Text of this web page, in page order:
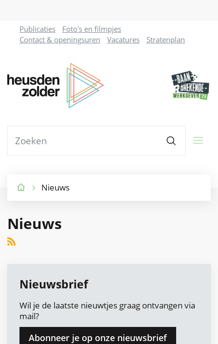
Naar
inhoud
Ga
naar
verfijn
Heusden-
Zolder
kunnen
Zoeken
Publicaties
Foto's en filmpjes
Contact & openingsuren
Vacatures Stratenplan
Nieuws
Nieuws
RSS
Nieuwsbrief
Wil je de laatste nieuwtjes graag ontvangen via
mail?
Abonneer je op onze nieuwsbrief